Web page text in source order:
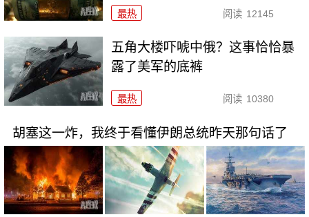
最热 阅读 12145
五角大楼吓唬中俄？这事恰恰暴
露了美军的底裤
最热 阅读 10380
胡塞这一炸，我终于看懂伊朗总统昨天那句话了